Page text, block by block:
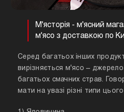
М'ясторія - м'ясний
м'ясо з доставкою по
Серед багатьох інших
вирізняється м'ясо –
багатьох смачних страв.
мати на увазі різні типи